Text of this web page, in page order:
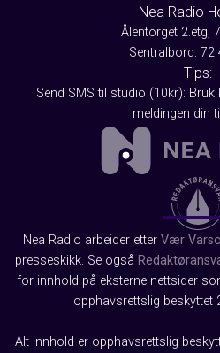
Nea Radio
Ålentorget 2.etg,
Sentralbord: 72
Tips:
Send SMS til studio (10kr): Bruk
meldingen din
Nea Radio arbeider etter Vær
presseskikk. Se også
for innhold på eksterne nettsider
opphavsrettslig beskyttet
Alt innhold er opphavsrettslig